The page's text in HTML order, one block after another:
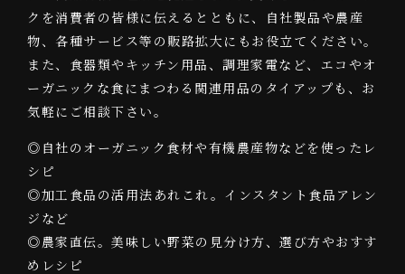
クを消費者の皆様に伝えるとともに、自社製品や農産
物、各種サービス等の販路拡大にもお役立てください。
また、食器類やキッチン用品、調理家電など、エコやオ
ーガニックな食にまつわる関連用品のタイアップも、お
気軽にご相談下さい。
◎自社のオーガニック食材や有機農産物などを使ったレ
シピ
◎加工食品の活用法あれこれ。インスタント食品アレン
ジなど
◎農家直伝。美味しい野菜の見分け方、選び方やおすす
めレシピ